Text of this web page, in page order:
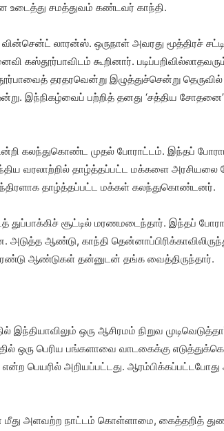
உடைத்து சமத்துவம் கண்டவர் காந்தி.
வின்சென்ட் லாரன்ஸ். ஒருநாள் அவரது மூத்திரச்
கஸ்தூர்பாவிடம் கூறினார்.
தரதரவென்று இழுத்துச்சென்று தெருவில்
இந்நிகழ்வைப் பற்றித் தனது ‘சத்திய சோதனை’
கலந்துகொண்ட முதல் போராட்டம். இந்தப்
வரலாற்றில் தாழ்த்தப்பட்ட மக்களை அரசியலை
தாழ்த்தப்பட்ட மக்கள் கலந்துகொண்டனர்.
சூட்டில் மரணமடைந்தார். இந்தப்
ஆண்டு, காந்தி
ஆண்டுகள் தன்னுடன் தங்க வைத்திருந்தார்.
இந்தியாவிலும் ஒரு ஆசிரமம் நிறுவ
ஒரு பெரிய பங்களாவை வாடகைக்கு
பெயரில் அறியப்பட்டது.
மீது அளவற்ற நாட்டம் கொள்ளாமை, கைத்தறித்